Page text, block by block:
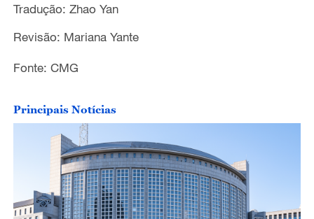
Tradução: Zhao Yan
Revisão: Mariana Yante
Fonte: CMG
Principais Notícias